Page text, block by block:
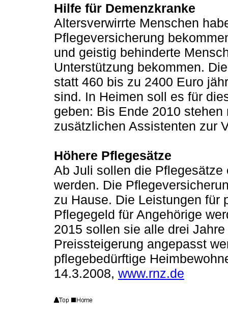
Hilfe für Demenzkranke
Altersverwirrte Menschen
Pflegeversicherung
und geistig behinderte
Unterstützung bekommen.
statt 460 bis zu 2400 Euro
sind. In Heimen soll es für
geben: Bis Ende 2010
zusätzlichen Assistenten zur
Höhere Pflegesätze
Ab Juli sollen die
werden. Die
zu Hause. Die Leistungen für
Pflegegeld für Angehörige
2015 sollen sie alle drei
Preissteigerung angepasst
pflegebedürftige
14.3.2008, www.rnz.de